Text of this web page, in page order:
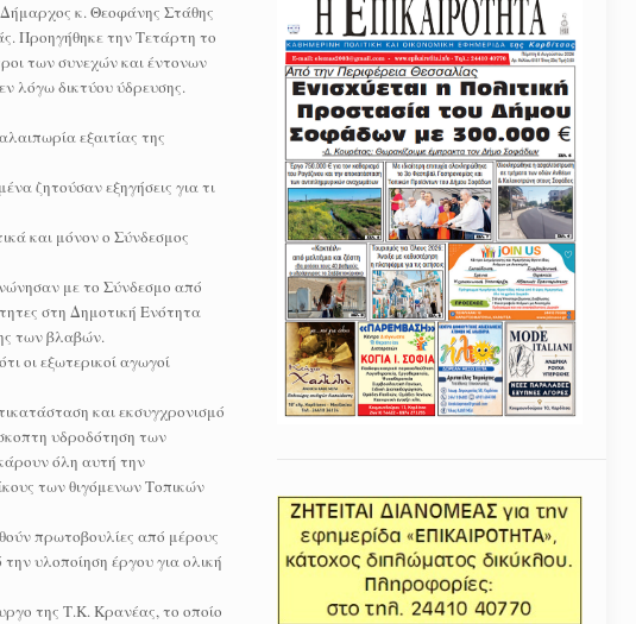
κ. Θεοφάνης Στάθης
Προηγήθηκε την Τετάρτη το
των συνεχών και έντονων
λόγω δικτύου ύδρευσης.
εξαιτίας της
ζητούσαν εξηγήσεις για τι
και μόνον ο Σύνδεσμος
με το Σύνδεσμο από
στη Δημοτική Ενότητα
των βλαβών.
οι εξωτερικοί αγωγοί
και εκσυγχρονισμό
υδροδότηση των
όλη αυτή την
των θιγόμενων Τοπικών
πρωτοβουλίες από μέρους
υλοποίηση έργου για ολική
της Τ.Κ. Κρανέας, το οποίο